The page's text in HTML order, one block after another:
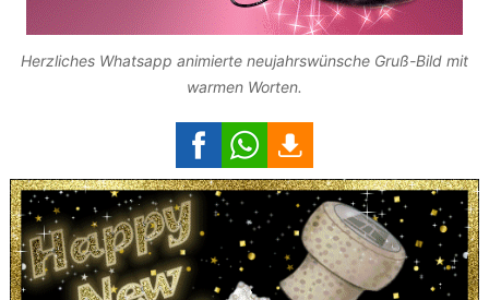
Herzliches Whatsapp animierte neujahrswünsche Gruß-Bild mit
warmen Worten.